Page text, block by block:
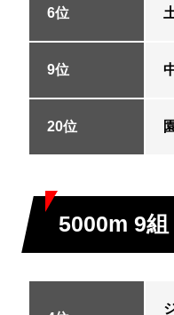
6位
9位
20位
5000m 9組